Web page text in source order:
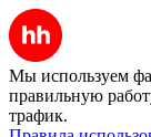
Мы используем
правильную
трафик.